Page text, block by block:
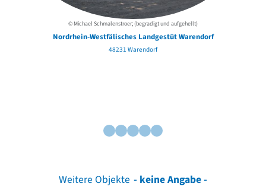
© Michael Schmalenstroer; (begradigt und aufgehellt)
Nordrhein-Westfälisches Landgestüt Warendorf
48231 Warendorf
Weitere Objekte - keine Angabe -